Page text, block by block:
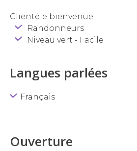
Clientèle bienvenue :
Randonneurs
Niveau vert - Facile
Langues parlées
Français
Ouverture